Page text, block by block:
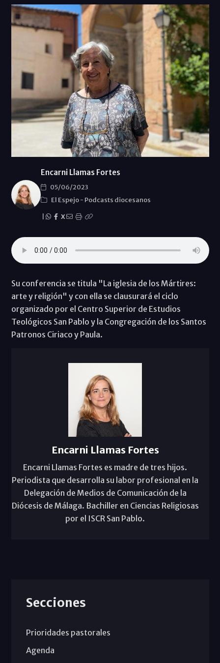
Encarni Llamas Fortes
05/06/2023
El Espejo- Podcasts diocesanos
X
Su conferencia se titula "La iglesia de los Mártires:
arte y religión" y con ella se clausurará el ciclo
organizado por el Centro Superior de Estudios
Teológicos San Pablo y la Congregación de los Santos
Patronos Ciriaco y Paula.
Encarni Llamas Fortes
Encarni Llamas Fortes es madre de tres hijos.
Periodista que desarrolla su labor profesional en la
Delegación de Medios de Comunicación de la
Diócesis de Málaga. Bachiller en Ciencias Religiosas
por el ISCR San Pablo.
Secciones
Prioridades pastorales
Agenda